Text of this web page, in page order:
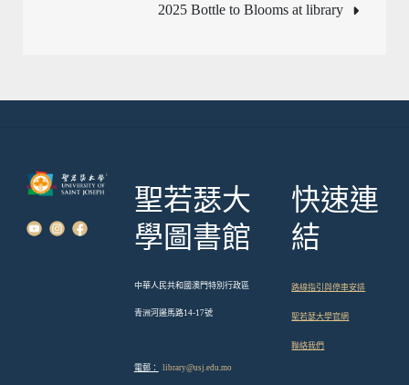
2025 Bottle to Blooms at library
聖若瑟大
學圖書館
中華人民共和國澳門特別行政區
青洲河邊馬路14-17號
電郵： library@usj.edu.mo
快速連
結
路線指引與停車安排
聖若瑟大學官網
聯絡我們